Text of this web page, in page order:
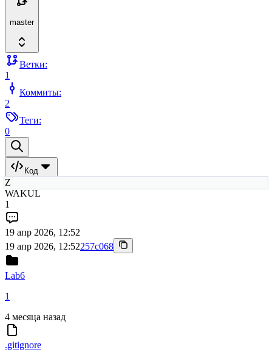
master
Ветки:
1
Коммиты:
2
Теги:
0
Код
Z
WAKUL
1
19 апр 2026, 12:52
19 апр 2026, 12:52257c068
Lab6
1
4 месяца назад
.gitignore